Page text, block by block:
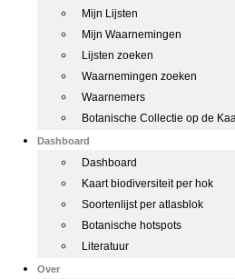
Mijn Lijsten
Mijn Waarnemingen
Lijsten zoeken
Waarnemingen zoeken
Waarnemers
Botanische Collectie op de
Dashboard
Dashboard
Kaart biodiversiteit per hok
Soortenlijst per atlasblok
Botanische hotspots
Literatuur
Over